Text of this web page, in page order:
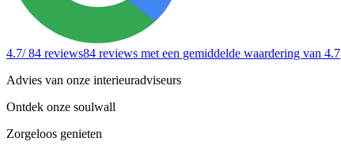
4.7/ 84 reviews84 reviews met een gemiddelde waardering van 4.7
Advies van onze interieuradviseurs
Ontdek onze soulwall
Zorgeloos genieten